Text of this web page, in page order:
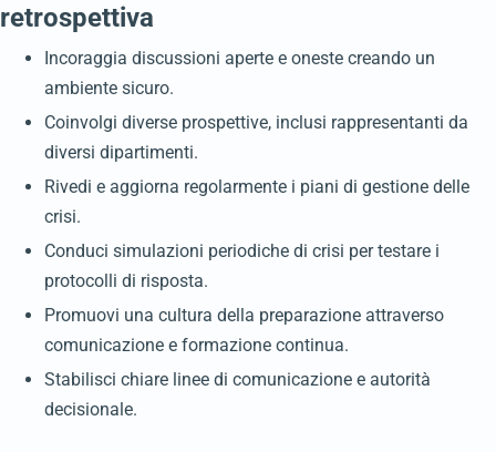
retrospettiva
Incoraggia discussioni aperte e oneste creando un
ambiente sicuro.
Coinvolgi diverse prospettive, inclusi rappresentanti da
diversi dipartimenti.
Rivedi e aggiorna regolarmente i piani di gestione delle
crisi.
Conduci simulazioni periodiche di crisi per testare i
protocolli di risposta.
Promuovi una cultura della preparazione attraverso
comunicazione e formazione continua.
Stabilisci chiare linee di comunicazione e autorità
decisionale.